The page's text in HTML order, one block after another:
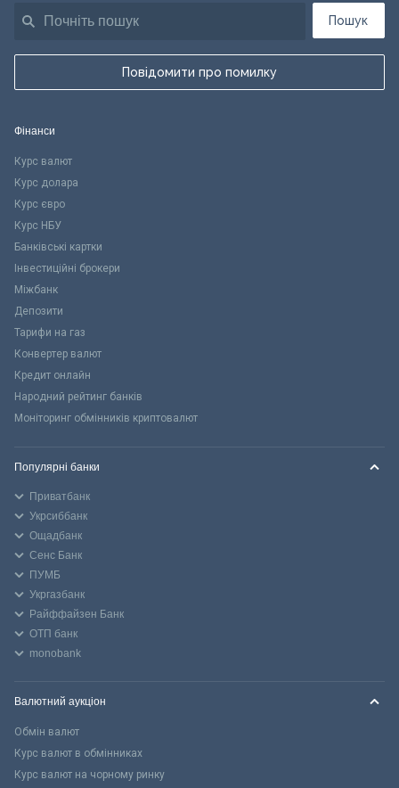
Пошук
Повідомити про помилку
Фінанси
Курс валют
Курс долара
Курс євро
Курс НБУ
Банківські картки
Інвестиційні брокери
Міжбанк
Депозити
Тарифи на газ
Конвертер валют
Кредит онлайн
Народний рейтинг банків
Моніторинг обмінників криптовалют
Популярні банки
Приватбанк
Укрсиббанк
Ощадбанк
Сенс Банк
ПУМБ
Укргазбанк
Райффайзен Банк
ОТП банк
monobank
Валютний аукціон
Обмін валют
Курс валют в обмінниках
Курс валют на чорному ринку